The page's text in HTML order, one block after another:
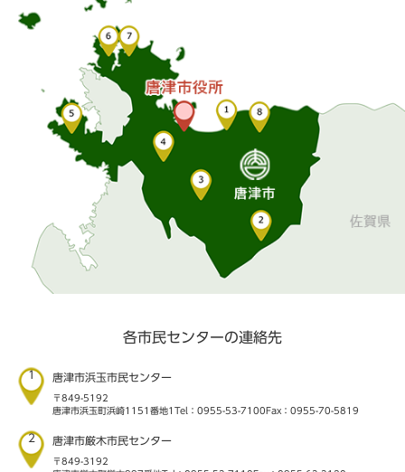
各市民センターの連絡先
1 唐津市浜玉市民センター
〒849-5192
唐津市浜玉町浜崎1151番地1 Tel：0955-53-7100 Fax：0955-70-5819
2 唐津市厳木市民センター
〒849-3192